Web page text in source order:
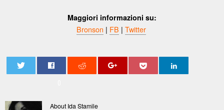
Maggiori informazioni su:
Bronson | FB | Twitter
About Ida Stamile